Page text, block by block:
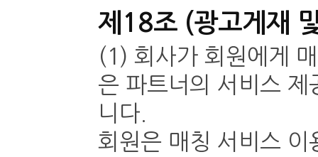
제18조 (광고게재
(1) 회사가 회원에게
은 파트너의 서비스
니다.
회원은 매칭 서비스 이